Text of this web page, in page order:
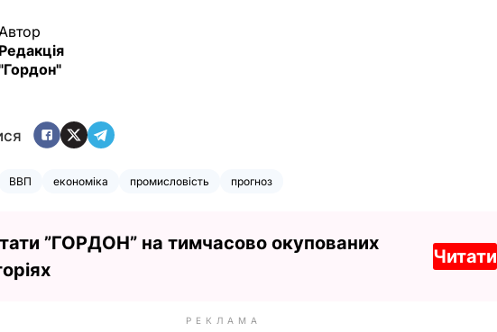
Автор
Редакція
ВВП економіка промисловість прогноз
”ГОРДОН” на тимчасово окупованих
Читати
РЕКЛАМА